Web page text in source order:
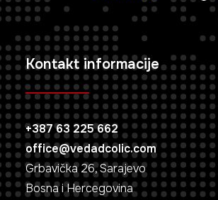
Kontakt informacije
+387 63 225 662
office@vedadcolic.com
Grbavička 26, Sarajevo
Bosna i Hercegovina